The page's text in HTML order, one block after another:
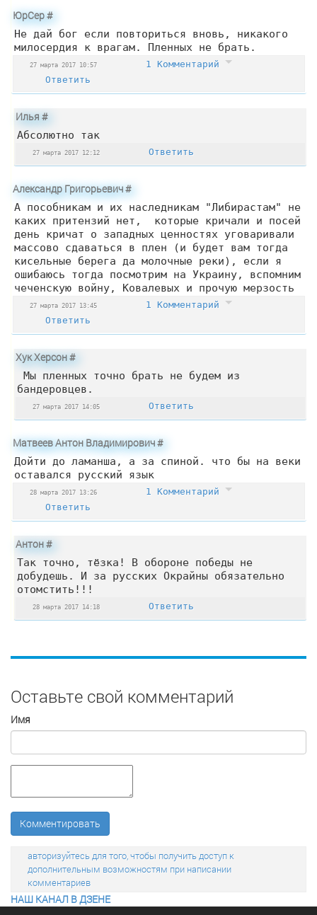
ЮрСер#
Не дай бог если повториться вновь, никакого
милосердия к врагам. Пленных не брать.
27 марта 2017 10:57
1 Комментарий
Ответить
Илья #
Абсолютно так
27 марта 2017 12:12 Ответить
Александр Григорьевич#
А пособникам и их наследникам "Либирастам" не
каких притензий нет, которые кричали и посей
день кричат о западных ценностях уговаривали
массово сдаваться в плен (и будет вам тогда
кисельные берега да молочные реки), если я
ошибаюсь тогда посмотрим на Украину, вспомним
чеченскую войну, Ковалевых и прочую мерзость
27 марта 2017 13:45
1 Комментарий
Ответить
Хук Херсон#
Мы пленных точно брать не будем из
бандеровцев.
27 марта 2017 14:05 Ответить
Матвеев Антон Владимирович#
Дойти до ламанша, а за спиной. что бы на веки
оставался русский язык
28 марта 2017 13:26
1 Комментарий
Ответить
Антон#
Так точно, тёзка! В обороне победы не
добудешь. И за русских Окрайны обязательно
отомстить!!!
28 марта 2017 14:18 Ответить
Оставьте свой комментарий
Имя
Комментировать
авторизуйтесь для того, чтобы получить доступ к
дополнительным возможностям при написании
комментариев
НАШ КАНАЛ В ДЗЕНЕ